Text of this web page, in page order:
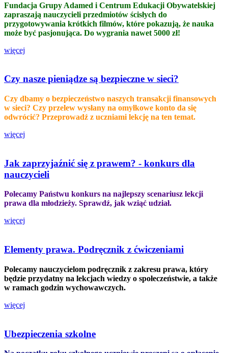
Fundacja Grupy Adamed i Centrum Edukacji Obywatelskiej
zapraszają nauczycieli przedmiotów ścisłych do
przygotowywania krótkich filmów, które pokazują, że nauka
może być pasjonująca. Do wygrania nawet 5000 zł!
więcej
Czy nasze pieniądze są bezpieczne w sieci?
Czy dbamy o bezpieczeństwo naszych transakcji finansowych
w sieci? Czy przelew wysłany na omyłkowe konto da się
odwrócić? Przeprowadź z uczniami lekcję na ten temat.
więcej
Jak zaprzyjaźnić się z prawem? - konkurs dla
nauczycieli
Polecamy Państwu konkurs na najlepszy scenariusz lekcji
prawa dla młodzieży. Sprawdź, jak wziąć udział.
więcej
Elementy prawa. Podręcznik z ćwiczeniami
Polecamy nauczycielom podręcznik z zakresu prawa, który
będzie przydatny na lekcjach wiedzy o społeczeństwie, a także
w ramach godzin wychowawczych.
więcej
Ubezpieczenia szkolne